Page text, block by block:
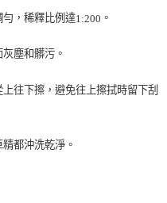
勻，稀釋比例達1:200 。
塵和髒污。
往下擦，避免往上擦拭時留下刮
都沖洗乾淨。